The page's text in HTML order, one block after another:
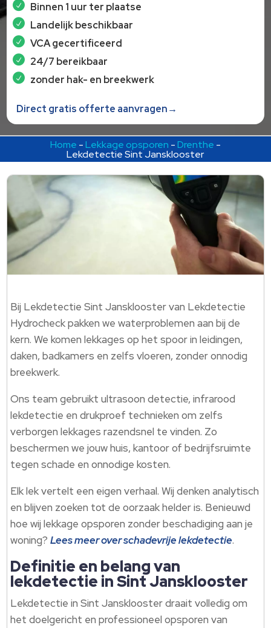
Binnen 1 uur ter plaatse
Landelijk beschikbaar
VCA gecertificeerd
24/7 bereikbaar
zonder hak- en breekwerk
Direct gratis offerte aanvragen→
Home -Lekkage opsporen -Drenthe -
Lekdetectie Sint Jansklooster
Bij Lekdetectie Sint Jansklooster van Lekdetectie
Hydrocheck pakken we waterproblemen aan bij de
kern.​ We komen lekkages op het spoor in leidingen,
daken, badkamers en zelfs vloeren, zonder onnodig
breekwerk.​
Ons team gebruikt ultrasoon detectie, infrarood
lekdetectie en drukproef technieken om zelfs
verborgen lekkages razendsnel te vinden.​ Zo
beschermen we jouw huis, kantoor of bedrijfsruimte
tegen schade en onnodige kosten.​
Elk lek vertelt een eigen verhaal.​ Wij denken analytisch
en blijven zoeken tot de oorzaak helder is.​ Benieuwd
hoe wij lekkage opsporen zonder beschadiging aan je
woning?Lees meer over schadevrije lekdetectie.​
Definitie en belang van
lekdetectie in Sint Jansklooster
Lekdetectie in Sint Jansklooster draait volledig om
het doelgericht en professioneel opsporen van